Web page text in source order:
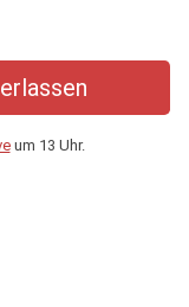
um 13 Uhr.